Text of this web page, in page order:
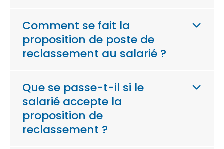
Comment se fait la
proposition de poste de
reclassement au salarié ?
Que se passe-t-il si le
salarié accepte la
proposition de
reclassement ?